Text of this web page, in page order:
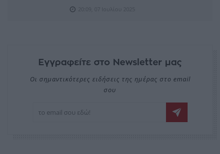
Εγγραφείτε στο Newsletter μας
Οι σημαντικότερες ειδήσεις της ημέρας στο email
σου